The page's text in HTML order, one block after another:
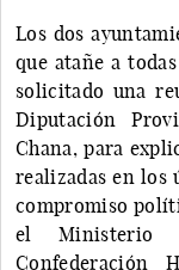
Los dos
que atañe a
solicitado una
Diputación
Chana, para
realizadas en los
compromiso
el Ministerio
Confederación